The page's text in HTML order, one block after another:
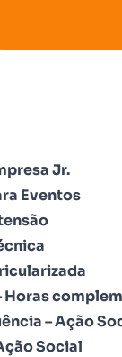
Jr.
Eventos
Horas
– Ação
Social